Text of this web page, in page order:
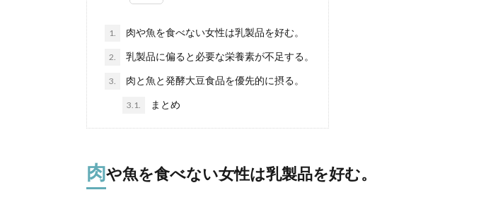
1. 肉や魚を食べない女性は乳製品を好む。
2. 乳製品に偏ると必要な栄養素が不足する。
3. 肉と魚と発酵大豆食品を優先的に摂る。
3.1. まとめ
肉や魚を食べない女性は乳製品を好む。